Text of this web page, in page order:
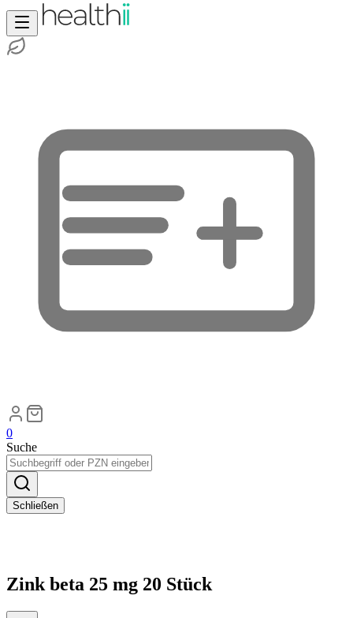
0
Suche
Schließen
Zink beta 25 mg 20 Stück